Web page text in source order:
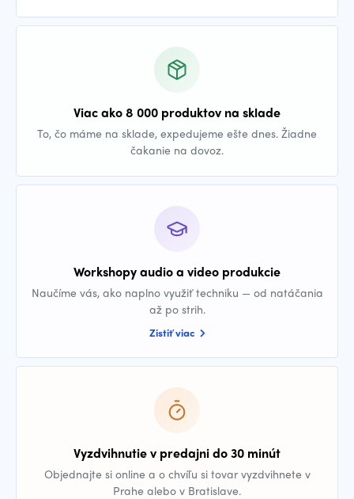
Viac ako 8 000 produktov na sklade
To, čo máme na sklade, expedujeme ešte dnes. Žiadne
čakanie na dovoz.
Workshopy audio a video produkcie
Naučíme vás, ako naplno využiť techniku — od natáčania
až po strih.
Zistiť viac
Vyzdvihnutie v predajni do 30 minút
Objednajte si online a o chvíľu si tovar vyzdvihnete v
Prahe alebo v Bratislave.